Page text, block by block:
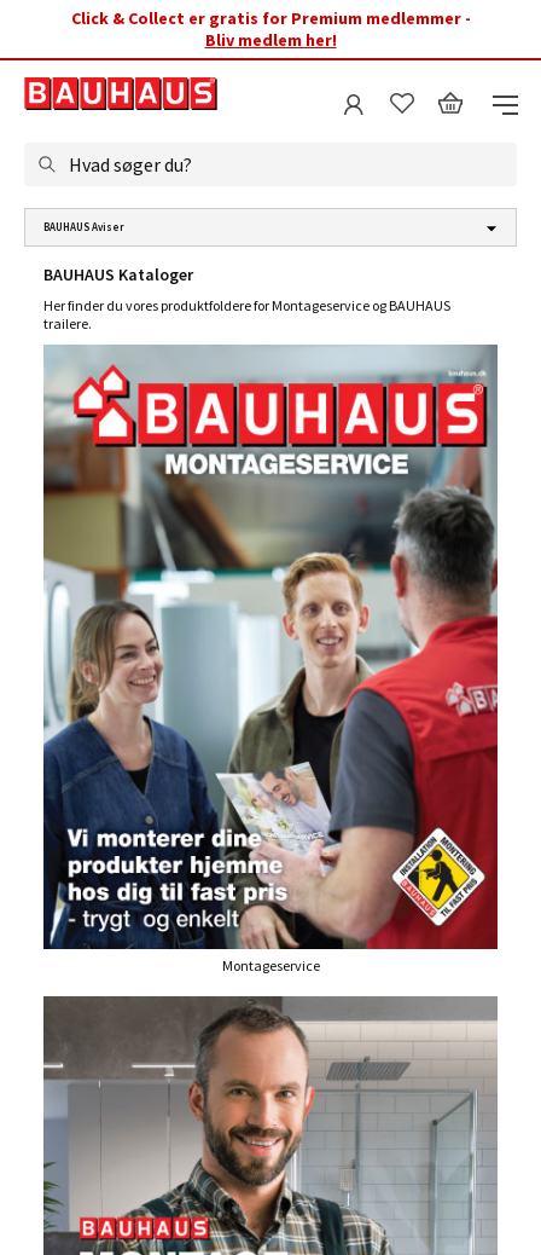
Click & Collect er gratis for Premium medlemmer -
Bliv medlem her!
Hvad søger du?
BAUHAUS Kataloger
Her finder du vores produktfoldere for Montageservice og BAUHAUS
trailere.
Montageservice
BAUHAUS Aviser